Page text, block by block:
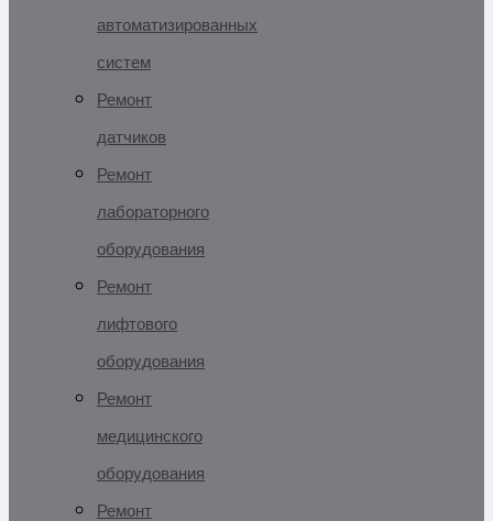
автоматизированных
систем
Ремонт
датчиков
Ремонт
лабораторного
оборудования
Ремонт
лифтового
оборудования
Ремонт
медицинского
оборудования
Ремонт